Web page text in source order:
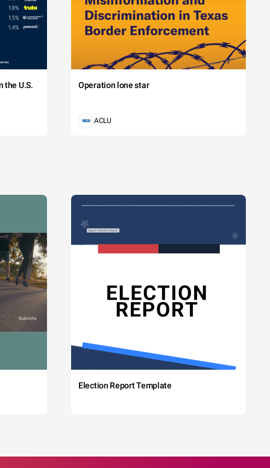
the U.S. Operation lone star
ACLU
Election Report Template